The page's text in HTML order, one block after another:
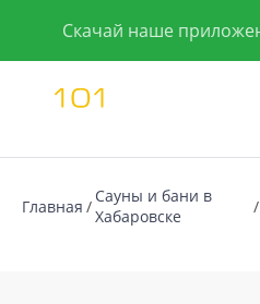
Скачай наше
Главная
Сауны и бани в
Хабаровске